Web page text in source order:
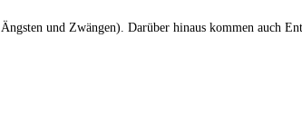
und Zwängen). Darüber hinaus kommen auch